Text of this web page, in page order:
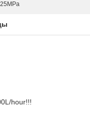
hour!!!